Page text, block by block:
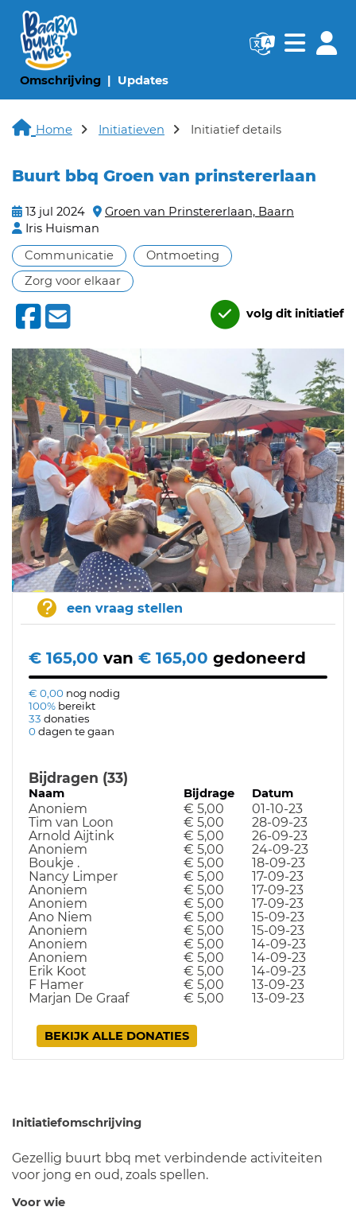
Omschrijving(huidige pagina)
Updates(huidige pagina)
Navigatie
Home Initiatieven Initiatief details
Buurt bbq Groen van prinstererlaan
13 jul 2024
Groen van Prinstererlaan, Baarn
Iris Huisman
Communicatie
Ontmoeting
Zorg voor elkaar
volg dit initiatief
een vraag stellen
€ 165,00 van € 165,00 gedoneerd
€ 0,00 nog nodig
100% bereikt
33 donaties
0dagen te gaan
Bijdragen (33)
Naam Bijdrage Datum
Anoniem € 5,00
01-10-23
Tim van Loon
€ 5,00
28-09-23
Arnold Aijtink
€ 5,00
26-09-23
Anoniem
€ 5,00
24-09-23
Boukje .
€ 5,00
18-09-23
Nancy Limper
€ 5,00
17-09-23
Anoniem
€ 5,00
17-09-23
Anoniem
€ 5,00
17-09-23
Ano Niem
€ 5,00
15-09-23
Anoniem
€ 5,00
15-09-23
Anoniem
€ 5,00
14-09-23
Anoniem
€ 5,00
14-09-23
Erik Koot
€ 5,00
14-09-23
F Hamer
€ 5,00
13-09-23
Marjan De Graaf
€ 5,00 13-09-23
BEKIJK ALLE DONATIES
Initiatiefomschrijving
Gezellig buurt bbq met verbindende activiteiten
voor jong en oud, zoals spellen.
Voor wie